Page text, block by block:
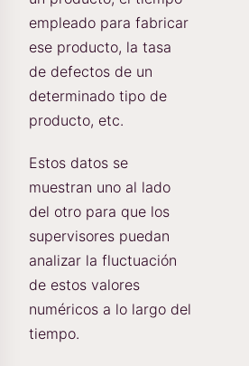
empleado para fabricar
ese producto, la tasa
de defectos de un
determinado tipo de
producto, etc.
Estos datos se
muestran uno al lado
del otro para que los
supervisores puedan
analizar la fluctuación
de estos valores
numéricos a lo largo del
tiempo.